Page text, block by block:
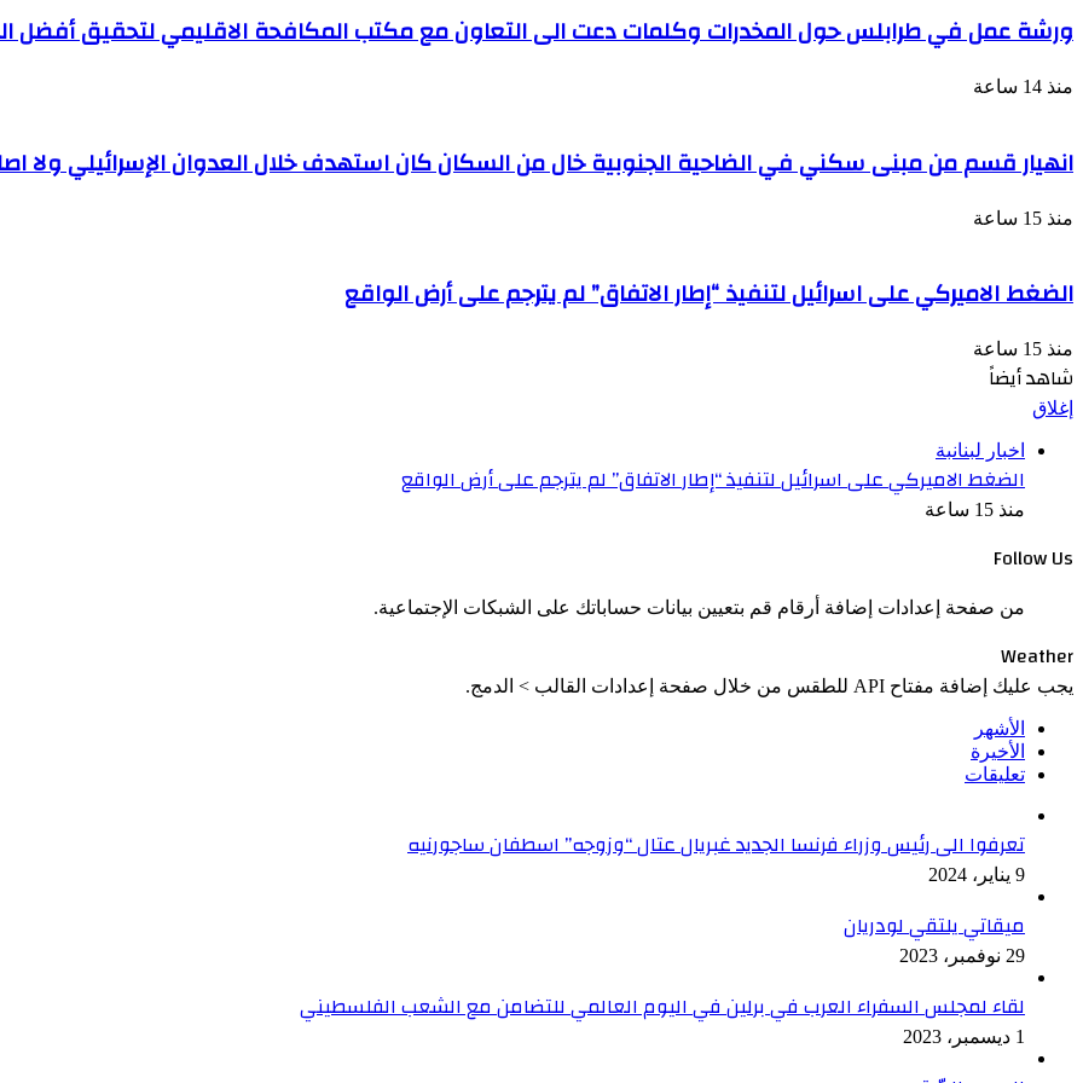
ورشة عمل في طرابلس حول المخدرات وكلمات دعت الى التعاون مع مكتب المكافحة الاقليمي لتحقيق أفضل
منذ 14 ساعة
انهيار قسم من مبنى سكني في الضاحية الجنوبية خال من السكان كان استهدف خلال العدوان الإسرائيلي ولا
منذ 15 ساعة
الضغط الاميركي على اسرائيل لتنفيذ “إطار الاتفاق” لم يترجم على أرض الواقع
منذ 15 ساعة
شاهد أيضاً
إغلاق
اخبار لبنانبة
الضغط الاميركي على اسرائيل لتنفيذ “إطار الاتفاق” لم يترجم على أرض الواقع
منذ 15 ساعة
Follow Us
من صفحة إعدادات إضافة أرقام قم بتعيين بيانات حساباتك على الشبكات الإجتماعية.
Weather
يجب عليك إضافة مفتاح API للطقس من خلال صفحة إعدادات القالب > الدمج.
الأشهر
الأخيرة
تعليقات
تعرفوا الى رئيس وزراء فرنسا الجديد غبريال عتال “وزوجه” اسطفان ساجورنيه
9 يناير، 2024
ميقاتي يلتقي لودريان
29 نوفمبر، 2023
لقاء لمجلس السفراء العرب في برلين في اليوم العالمي للتضامن مع الشعب الفلسطيني
1 ديسمبر، 2023